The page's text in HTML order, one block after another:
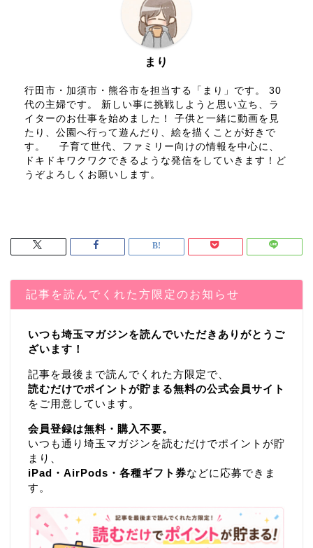
まり
行田市・加須市・熊谷市を担当する「まり」です。 30
代の主婦です。 新しい事に挑戦しようと思い立ち、ラ
イターのお仕事を始めました！ 子供と一緒に動画を見
たり、公園へ行って遊んだり、絵を描くことが好きで
す。 子育て世代、ファミリー向けの情報を中心に、
ドキドキワクワクできるような発信をしていきます！ど
うぞよろしくお願いします。
記事を読んでくれた方限定のお知らせ
いつも埼玉マガジンを読んでいただきありがとうご
ざいます！
記事を最後まで読んでくれた方限定で、
読むだけでポイントが貯まる無料の公式会員サイト
をご用意しています。
会員登録は無料・購入不要。
いつも通り埼玉マガジンを読むだけでポイントが貯
まり、
iPad・AirPods・各種ギフト券などに応募できま
す。